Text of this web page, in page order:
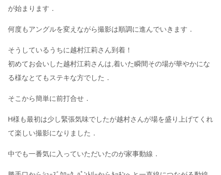
が始まります．
何度もアングルを変えながら撮影は順調に進んでいきます．
そうしているうちに越村江莉さん到着！
初めてお会いした越村江莉さんは,着いた瞬間その場が華やかにな
る様なとてもステキな方でした．
そこから簡単に前打合せ．
H様も最初は少し緊張気味でしたが越村さんが場を盛り上げてくれ
て楽しい撮影になりました．
中でも一番気に入っていただいたのが家事動線．